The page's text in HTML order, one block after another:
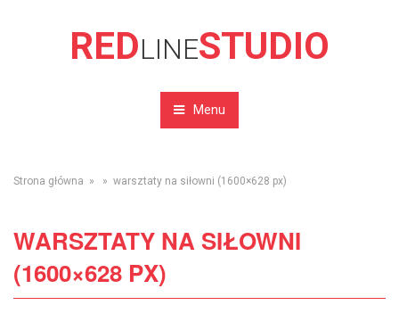
REDLINESTUDIO
Menu
Strona główna » » warsztaty na siłowni (1600×628 px)
WARSZTATY NA SIŁOWNI
(1600×628 PX)